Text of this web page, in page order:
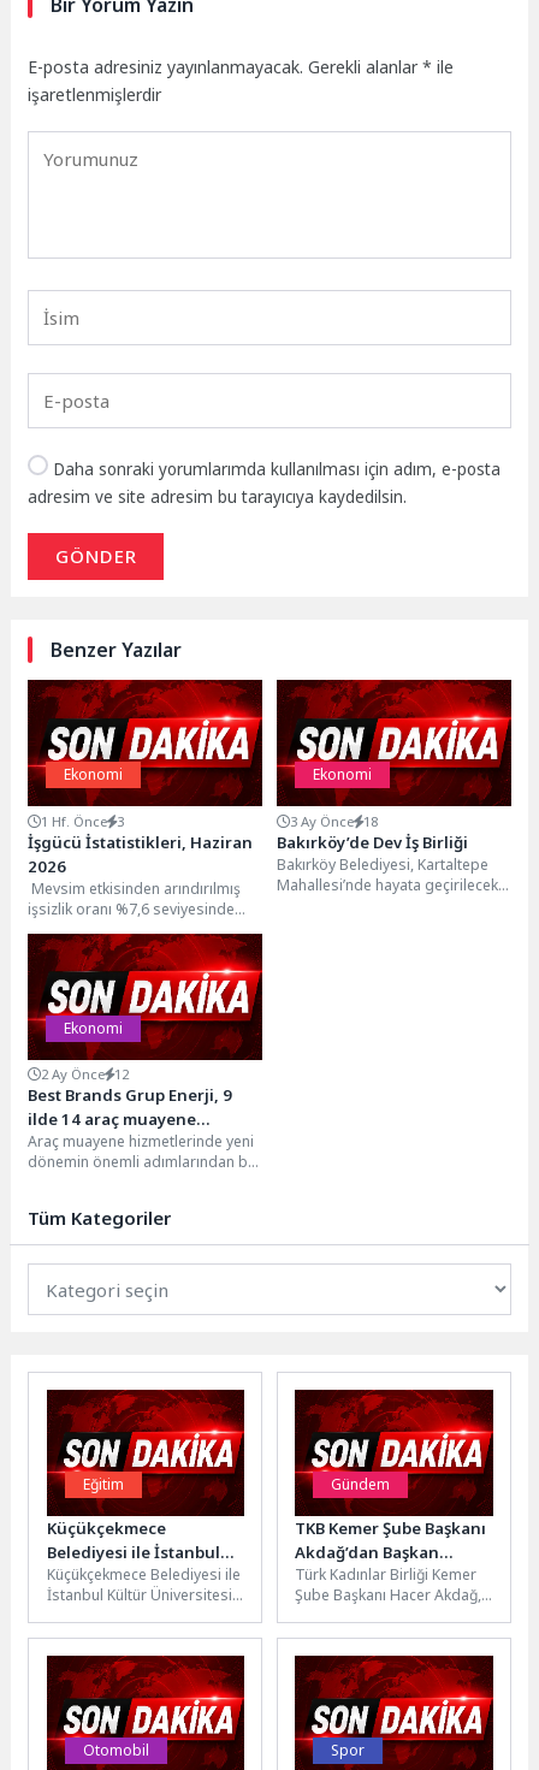
E-posta adresiniz yayınlanmayacak. Gerekli alanlar* ile
işaretlenmişlerdir
Daha sonraki yorumlarımda kullanılması için adım, e-posta
adresim ve site adresim bu tarayıcıya kaydedilsin.
GÖNDER
Benzer Yazılar
Ekonomi
1 Hf. Önce 3
İşgücü İstatistikleri, Haziran
2026
Mevsim etkisinden arındırılmış
işsizlik oranı %7,6 seviyesinde
gerçekleştiHanehalkı İşgücü
Araştırması sonuçlarına göre; 15
ve daha...
Ekonomi
3 Ay Önce 18
Bakırköy’de Dev İş Birliği
Bakırköy Belediyesi, Kartaltepe
Mahallesi’nde hayata geçirilecek
Ekonomi
2 Ay Önce 12
Best Brands Grup Enerji, 9
ilde 14 araç muayene
istasyonunun işletmesini
üstlenecek
Araç muayene hizmetlerinde yeni
dönemin önemli adımlarından biri
Tüm Kategoriler
Eğitim
Küçükçekmece
Belediyesi ile İstanbul
Kültür Üniversitesi
Arasında Sinema
Alanında İş Birliği
Küçükçekmece Belediyesi ile
İstanbul Kültür Üniversitesi
Toplumsal Katkı İşbirliği
Protokolü" imzalandı.
Protokol kapsamında,...
Gündem
TKB Kemer Şube Başkanı
Akdağ’dan Başkan
Topaloğlu’na ziyaret
Türk Kadınlar Birliği Kemer
Şube Başkanı Hacer Akdağ,
Necati Topaloğlu'na
makamında teşekkür...
Otomobil Spor